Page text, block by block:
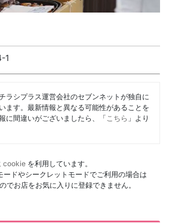
1
ラシプラス運営会社のセブンネットが独自に
ます。最新情報と異なる可能性があることを
に間違いがございましたら、「 こちら 」より
cookie を利用しています。
ードやシークレットモードでご利用の場合は
でお店をお気に入りに登録できません。